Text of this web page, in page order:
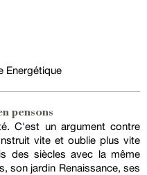
Energétique
pensons
C'est un argument contre
vite et oublie plus vite
des siècles avec la même
son jardin Renaissance, ses